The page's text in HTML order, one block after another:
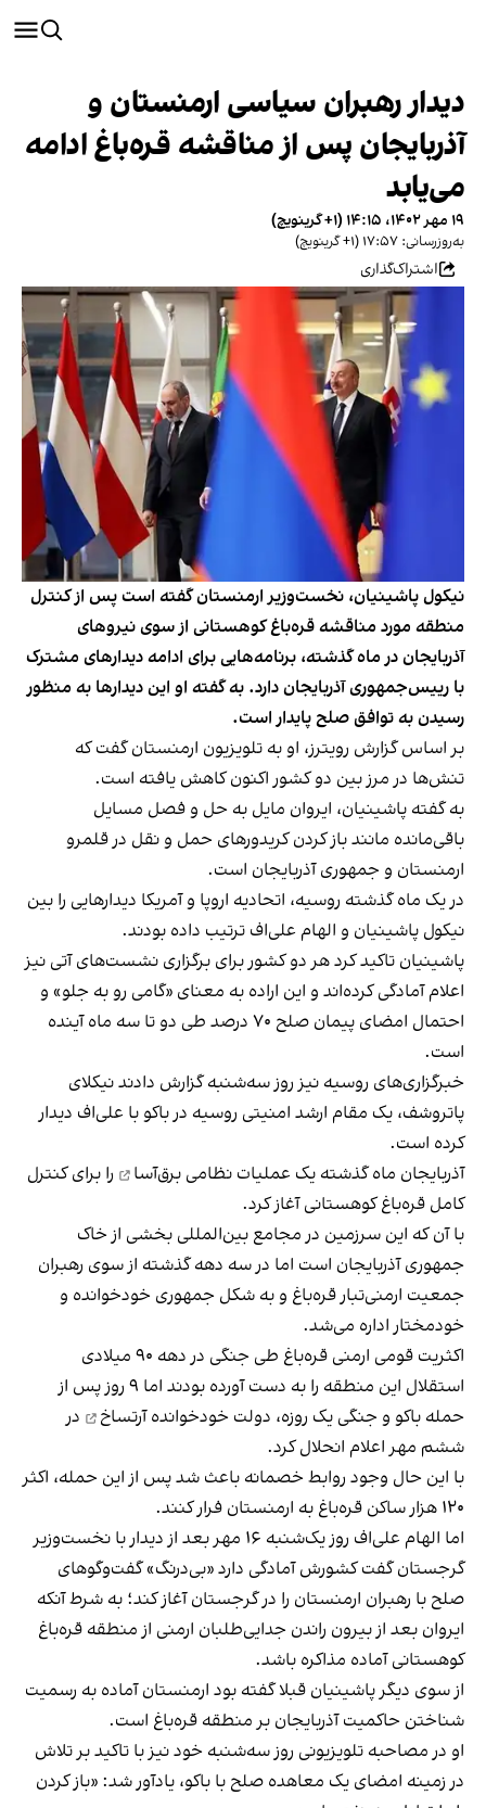
دیدار رهبران سیاسی ارمنستان و
آذربایجان پس از مناقشه قره‌باغ ادامه
می‌یابد
۱۹ مهر ۱۴۰۲، ۱۴:۱۵ (‎+۱ گرینویچ)
به‌روزرسانی: ۱۷:۵۷ (‎+۱ گرینویچ)
اشتراک‌گذاری
نیکول پاشینیان، نخست‌وزیر ارمنستان گفته است پس از کنترل
منطقه مورد مناقشه قره‌باغ کوهستانی از سوی نیروهای
آذربایجان در ماه گذشته، برنامه‌هایی برای ادامه دیدارهای مشترک
با رییس‌جمهوری آذربایجان دارد. به گفته او این دیدارها به منظور
رسیدن به توافق صلح پایدار است.
بر اساسگزارش رویترز، او به تلویزیون ارمنستان گفت که
تنش‌ها در مرز بین دو کشور اکنون کاهش یافته است.
به گفته پاشینیان، ایروان مایل به حل و فصل مسایل
باقی‌مانده مانند باز کردن کریدورهای حمل و نقل در قلمرو
ارمنستان و جمهوری آذربایجان است.
در یک ماه گذشته روسیه، اتحادیه اروپا و آمریکا دیدارهایی را بین
نیکول پاشینیان و الهام علی‌اف ترتیب داده بودند.
پاشینیان تاکید کرد هر دو کشور برای برگزاری نشست‌های آتی نیز
اعلام آمادگی کرده‌اند و این اراده به معنای «گامی رو به جلو» و
احتمال امضای پیمان صلح ۷۰ درصد طی دو تا سه ماه آینده
است.
خبرگزاری‌های روسیه نیز روز سه‌شنبه گزارش دادند نیکلای
پاتروشف، یک مقام ارشد امنیتی روسیه در باکو با علی‌اف دیدار
کرده است.
آذربایجان ماه گذشته یک عملیات نظامی برق‌آسا
را برای کنترل
کامل قره‌باغ کوهستانی آغاز کرد.
با آن که این سرزمین در مجامع بین‌المللی بخشی از خاک
جمهوری آذربایجان است اما در سه دهه گذشته از سوی رهبران
جمعیت ارمنی‌تبار قره‌باغ و به شکل جمهوری خودخوانده و
خودمختار اداره می‌شد.
اکثریت قومی ارمنی قره‌باغ طی جنگی در دهه ۹۰ میلادی
استقلال این منطقه را به دست آورده بودند اما ۹ روز پس از
حمله باکو و جنگی یک روزه، دولت خودخوانده آرتساخ
در
ششم مهر اعلام انحلال کرد.
با این‌ حال وجود روابط خصمانه باعث شد پس از این حمله، اکثر
۱۲۰ هزار ساکن قره‌باغ به ارمنستان فرار کنند.
اما الهام علی‌اف روز یک‌شنبه ۱۶ مهر بعد از دیدار با نخست‌وزیر
گرجستان گفت کشورش آمادگی دارد «بی‌درنگ» گفت‌وگوهای
صلح با رهبران ارمنستان را در گرجستان آغاز کند؛ به شرط آنکه
ایروان بعد از بیرون راندن جدایی‌طلبان ارمنی از منطقه قره‌باغ
کوهستانی آماده مذاکره باشد.
از سوی دیگر پاشینیان قبلا گفته بود ارمنستان آماده به رسمیت
شناختن حاکمیت آذربایجان بر منطقه قره‌باغ است.
او در مصاحبه تلویزیونی روز سه‌شنبه خود نیز با تاکید بر تلاش
در زمینه امضای یک معاهده صلح با باکو، یادآور شد: «باز کردن